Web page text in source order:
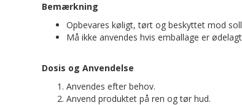
Bemærkning
Opbevares køligt, tørt og beskyttet mod
Må ikke anvendes hvis emballage er
Dosis og Anvendelse
Anvendes efter behov.
Anvend produktet på ren og tør hud.